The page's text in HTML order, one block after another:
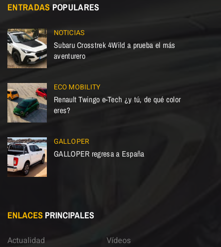
ENTRADAS POPULARES
NOTICIAS
Subaru Crosstrek 4Wild a prueba el más
aventurero
ECO MOBILITY
Renault Twingo e-Tech ¿y tú, de qué color
eres?
GALLOPER
GALLOPER regresa a España
ENLACES PRINCIPALES
Actualidad
Vídeos